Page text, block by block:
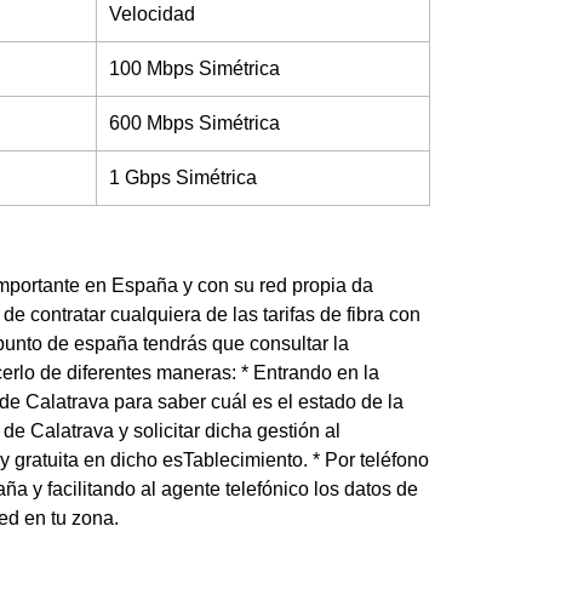
Velocidad
100 Mbps Simétrica
600 Mbps Simétrica
1 Gbps Simétrica
en España y con su red propia da
contratar cualquiera de las tarifas de fibra con
de españa tendrás que consultar la
de diferentes maneras: * Entrando en la
Calatrava para saber cuál es el estado de la
Calatrava y solicitar dicha gestión al
gratuita en dicho esTablecimiento. * Por teléfono
y facilitando al agente telefónico los datos de
en tu zona.